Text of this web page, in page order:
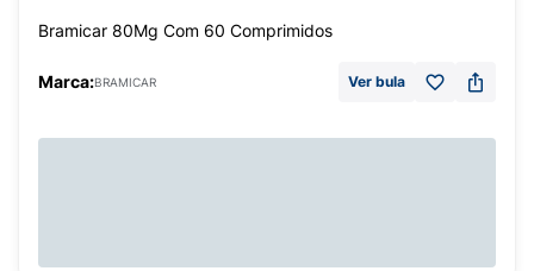
Bramicar 80Mg Com 60 Comprimidos
Marca:BRAMICAR Ver bula